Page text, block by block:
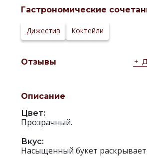
Гастрономические
Дижестив Коктейли
Отзывы
Описание
Цвет:
Прозрачный.
Вкус:
Насыщенный букет